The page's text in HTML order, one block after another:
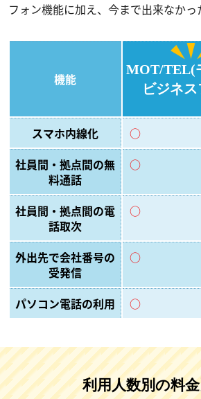
フォン機能に加え、今まで出来なかっ
機能
MOT/TEL(
ビジネ
スマホ内線化
○
社員間・拠点間の無
料通話
○
社員間・拠点間の電
話取次
○
外出先で会社番号の
受発信
○
パソコン電話の利用 ○
利用人数別の料